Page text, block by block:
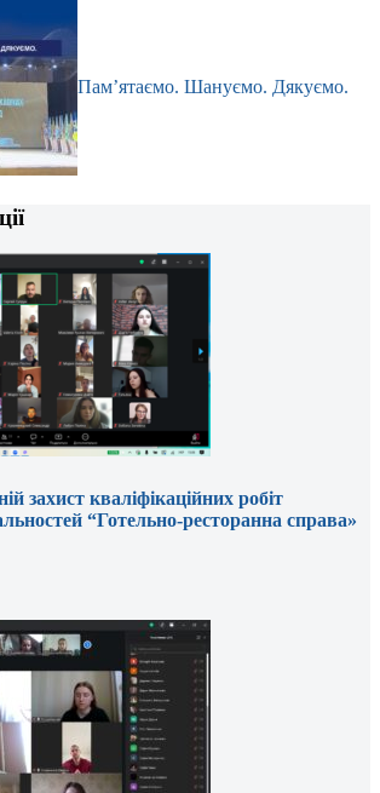
Пам’ятаємо. Шануємо. Дякуємо.
захист кваліфікаційних робіт
“Готельно-ресторанна справа»